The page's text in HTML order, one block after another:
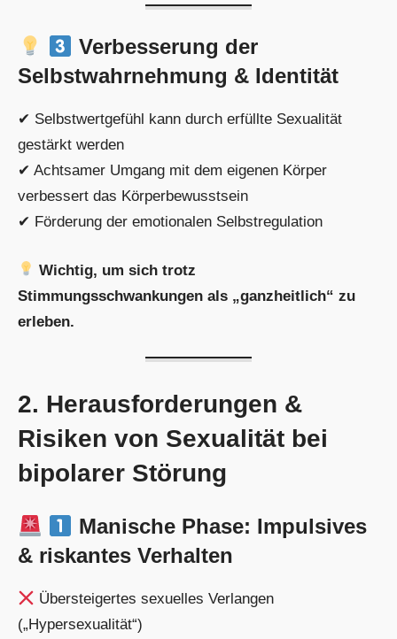
Verbesserung der
Selbstwahrnehmung & Identität
✔ Selbstwertgefühl kann durch erfüllte Sexualität
gestärkt werden
✔ Achtsamer Umgang mit dem eigenen Körper
verbessert das Körperbewusstsein
✔ Förderung der emotionalen Selbstregulation
Wichtig, um sich trotz
Stimmungsschwankungen als „ganzheitlich“ zu
erleben.
2. Herausforderungen &
Risiken von Sexualität bei
bipolarer Störung
Manische Phase: Impulsives
& riskantes Verhalten
Übersteigertes sexuelles Verlangen
(„Hypersexualität“)